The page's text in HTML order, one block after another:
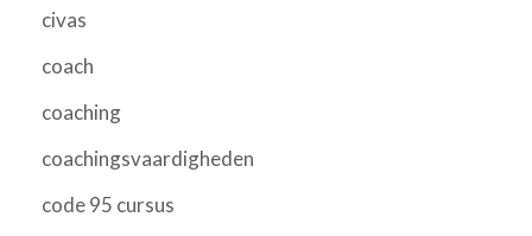
civas
coach
coaching
coachingsvaardigheden
code 95 cursus